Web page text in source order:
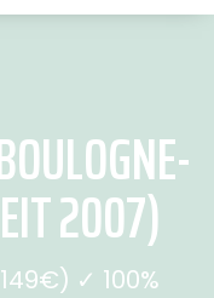
2007)
✓ 100%